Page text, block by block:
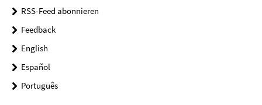
RSS-Feed abonnieren
Feedback
English
Español
Português